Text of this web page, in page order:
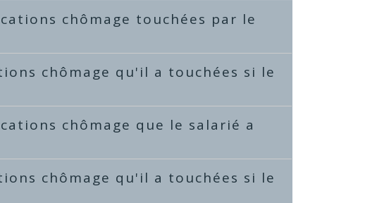
chômage touchées par le
chômage qu'il a touchées si le
chômage que le salarié a
chômage qu'il a touchées si le